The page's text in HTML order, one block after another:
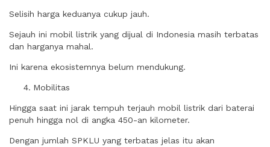
Selisih harga keduanya cukup jauh.
Sejauh ini mobil listrik yang dijual di Indonesia masih terbatas
dan harganya mahal.
Ini karena ekosistemnya belum mendukung.
Mobilitas
Hingga saat ini jarak tempuh terjauh mobil listrik dari baterai
penuh hingga nol di angka 450-an kilometer.
Dengan jumlah SPKLU yang terbatas jelas itu akan